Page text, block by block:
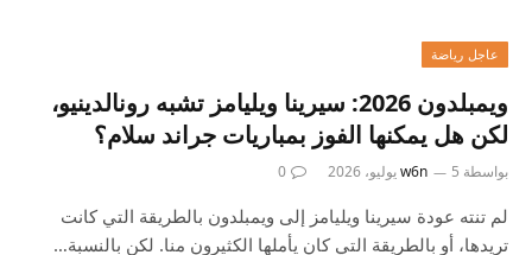
عاجل رياضة
ويمبلدون 2026: سيرينا ويليامز تشبه رونالدينيو،
لكن هل يمكنها الفوز بمباريات جراند سلام؟
بواسطة w6n 5 يوليو، 2026 0
لم تنته عودة سيرينا ويليامز إلى ويمبلدون بالطريقة التي كانت
تريدها، أو بالطريقة التي كان يأملها الكثيرون منا. لكن بالنسبة…